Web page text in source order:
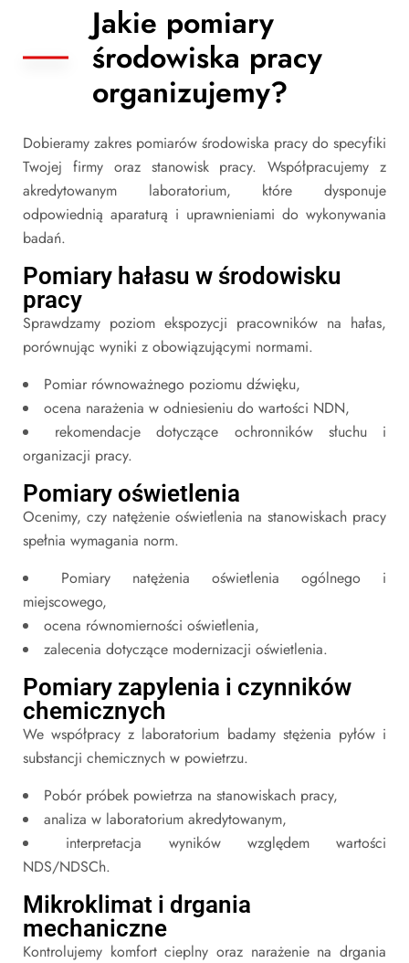
Jakie pomiary
środowiska pracy
organizujemy?
Dobieramy zakres pomiarów środowiska pracy do specyfiki
Twojej firmy oraz stanowisk pracy. Współpracujemy z
akredytowanym laboratorium, które dysponuje
odpowiednią aparaturą i uprawnieniami do wykonywania
badań.
Pomiary hałasu w środowisku
pracy
Sprawdzamy poziom ekspozycji pracowników na hałas,
porównując wyniki z obowiązującymi normami.
Pomiar równoważnego poziomu dźwięku,
ocena narażenia w odniesieniu do wartości NDN,
rekomendacje dotyczące ochronników słuchu i
organizacji pracy.
Pomiary oświetlenia
Ocenimy, czy natężenie oświetlenia na stanowiskach pracy
spełnia wymagania norm.
Pomiary natężenia oświetlenia ogólnego i
miejscowego,
ocena równomierności oświetlenia,
zalecenia dotyczące modernizacji oświetlenia.
Pomiary zapylenia i czynników
chemicznych
We współpracy z laboratorium badamy stężenia pyłów i
substancji chemicznych w powietrzu.
Pobór próbek powietrza na stanowiskach pracy,
analiza w laboratorium akredytowanym,
interpretacja wyników względem wartości
NDS/NDSCh.
Mikroklimat i drgania
mechaniczne
Kontrolujemy komfort cieplny oraz narażenie na drgania